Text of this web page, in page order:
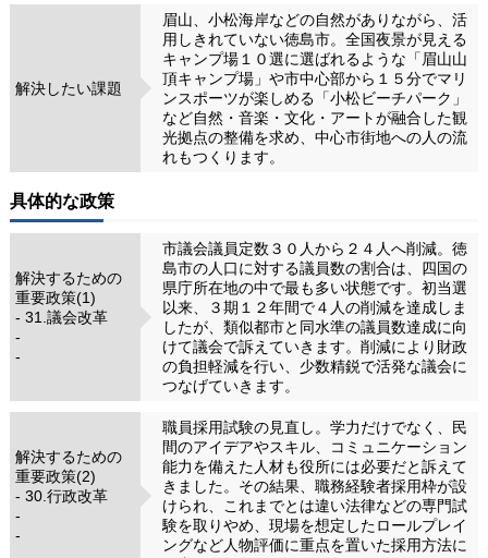
解決したい課題
眉山、小松海岸などの自然がありながら、活
用しきれていない徳島市。全国夜景が見える
キャンプ場１０選に選ばれるような「眉山山
頂キャンプ場」や市中心部から１５分でマリ
ンスポーツが楽しめる「小松ビーチパーク」
など自然・音楽・文化・アートが融合した観
光拠点の整備を求め、中心市街地への人の流
れもつくります。
具体的な政策
解決するための
重要政策(1)
- 31.議会改革
-
-
市議会議員定数３０人から２４人へ削減。徳
島市の人口に対する議員数の割合は、四国の
県庁所在地の中で最も多い状態です。初当選
以来、３期１２年間で４人の削減を達成しま
したが、類似都市と同水準の議員数達成に向
けて議会で訴えていきます。削減により財政
の負担軽減を行い、少数精鋭で活発な議会に
つなげていきます。
解決するための
重要政策(2)
- 30.行政改革
-
-
職員採用試験の見直し。学力だけでなく、民
間のアイデアやスキル、コミュニケーション
能力を備えた人材も役所には必要だと訴えて
きました。その結果、職務経験者採用枠が設
けられ、これまでとは違い法律などの専門試
験を取りやめ、現場を想定したロールプレイ
ングなど人物評価に重点を置いた採用方法に